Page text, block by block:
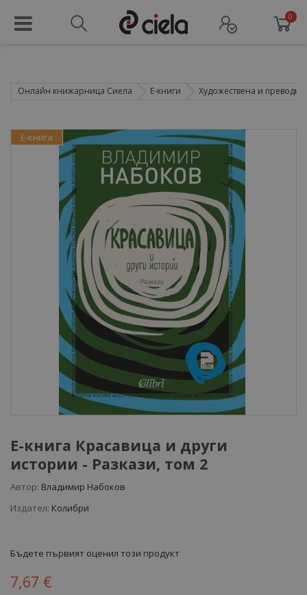
0
Онлайн книжарница Сиела Е-книги Художествена и преводна
Е-книга Красавица и други
истории - Разкази, том 2
Автор: Владимир Набоков
Издател: Колибри
Бъдете първият оценил този продукт
7,67 €
Е-книга